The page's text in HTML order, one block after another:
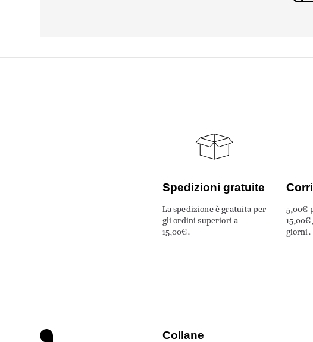
Spedizioni gratuite
La spedizione è gratuita per
gli ordini superiori a
15,00€.
5,00€
giorni.
Collane